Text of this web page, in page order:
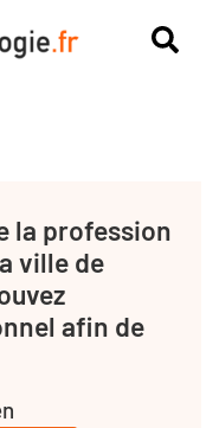
la profession
ville de
afin de